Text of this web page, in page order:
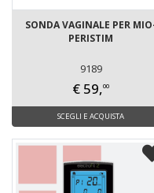
SONDA VAGINALE PER
PERISTIM
9189
€ 59,00
SCEGLI E ACQUISTA